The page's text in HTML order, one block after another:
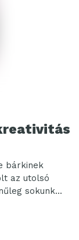
bárkinek
az utolsó
sokunk...